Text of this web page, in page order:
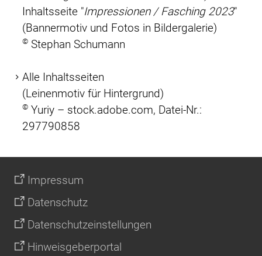
Inhaltsseite "Impressionen / Fasching 2023"
(Bannermotiv und Fotos in Bildergalerie)
© Stephan Schumann
Alle Inhaltsseiten
(Leinenmotiv für Hintergrund)
© Yuriy – stock.adobe.com, Datei-Nr.:
297790858
Impressum
Datenschutz
Datenschutzeinstellungen
Hinweisgeberportal